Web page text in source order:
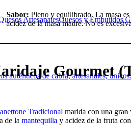
ArtesanalesQuesos y Embutidos
auténticos de cabra, artesanales,
Sabor: Pleno y equilibrado. La masa
acidez de la masa madre. No es
Gourmet
Tradicional marida con una gran
de la mantequilla y acidez de la fruta